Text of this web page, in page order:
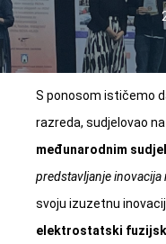
S ponosom ističemo
razreda, sudjelovao na
međunarodnim
predstavljanje inovacija
svoju izuzetnu
elektrostatski